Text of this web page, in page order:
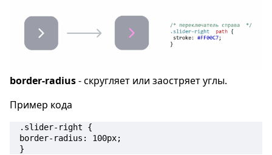
border-radius- скругляет или заостряет углы.
Пример кода
.slider-right {
border-radius: 100px;
}